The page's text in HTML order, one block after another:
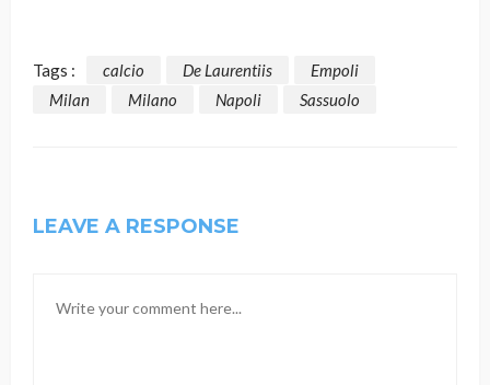
Tags : calcio De Laurentiis
Empoli
Milan
Milano Napoli Sassuolo
LEAVE A RESPONSE